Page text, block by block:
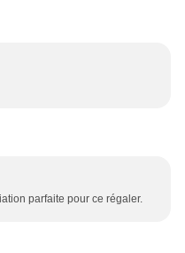
parfaite pour ce régaler.